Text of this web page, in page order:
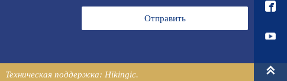
Отправить
Техническая поддержка: Hikingic.

